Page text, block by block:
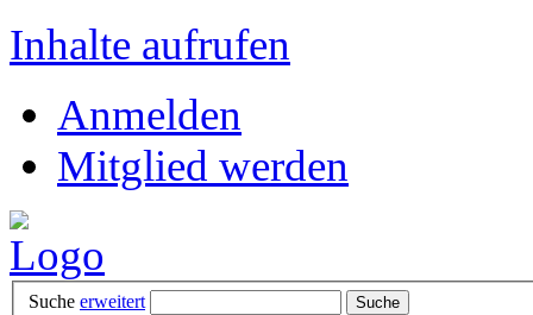
Inhalte aufrufen
Anmelden
Mitglied werden
Suche erweitert